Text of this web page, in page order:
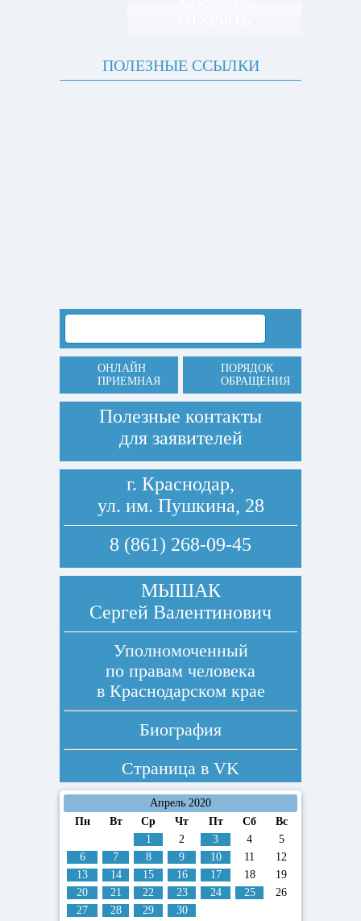
ПОЛЕЗНЫЕ ССЫЛКИ
ОНЛАЙН
ПРИЕМНАЯ
ПОРЯДОК
ОБРАЩЕНИЯ
Полезные контакты
для заявителей
г. Краснодар,
ул. им. Пушкина, 28
8 (861) 268-09-45
МЫШАК
Сергей Валентинович
Уполномоченный
по правам человека
в Краснодарском крае
Биография
Страница в VK
Апрель 2020
Пн
Вт Ср Чт Пт Сб
Вс
1
2 3 4
5
6
7 8 9 10 11
12
13
14 15 16 17 18
19
20
21 22 23 24 25
26
27
28 29
30